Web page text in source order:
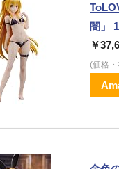
闇」
￥
(価格